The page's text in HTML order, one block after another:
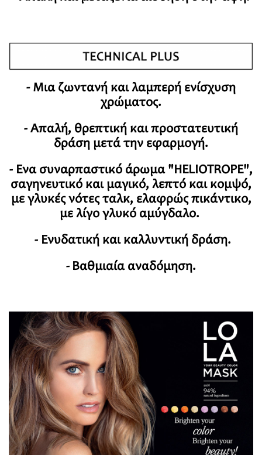
-Μια ζωντανή και λαμπερή ενίσχυση
χρώματος.
- Απαλή, θρεπτική και προστατευτική
δράση μετά την εφαρμογή.
- Ένα συναρπαστικό άρωμα "HELIOTROPE",
σαγηνευτικό και μαγικό, λεπτό και κομψό,
με γλυκές νότες ταλκ, ελαφρώς πικάντικο,
με λίγο γλυκό αμύγδαλο.
- Ενυδατική και καλλυντική δράση.
- Βαθμιαία αναδόμηση.